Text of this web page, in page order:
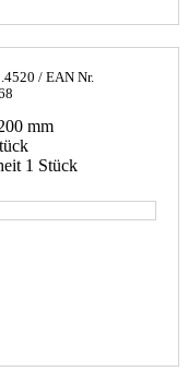
/ EAN Nr.
mm
1 Stück